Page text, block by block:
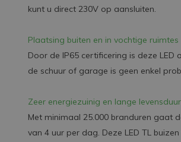
kunt u direct 230V op aansluiten.
Plaatsing buiten en in vochtige ruimtes
Door de IP65 certificering is deze
de schuur of garage is geen enkel
Zeer energiezuinig en lange levensduur
Met minimaal 25.000 branduren gaat
van 4 uur per dag. Deze LED TL